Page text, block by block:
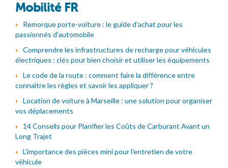
Mobilité FR
Remorque porte-voiture : le guide d'achat pour les
passionnés d'automobile
Comprendre les infrastructures de recharge pour véhicules
électriques : clés pour bien choisir et utiliser les équipements
Le code de la route : comment faire la différence entre
connaître les règles et savoir les appliquer ?
Location de voiture à Marseille : une solution pour organiser
vos déplacements
14 Conseils pour Planifier les Coûts de Carburant Avant un
Long Trajet
L'importance des pièces mini pour l'entretien de votre
véhicule